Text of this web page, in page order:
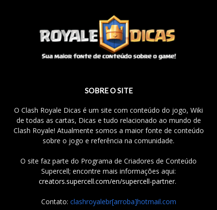
SOBRE O SITE
O Clash Royale Dicas é um site com conteúdo do jogo, Wiki
de todas as cartas, Dicas e tudo relacionado ao mundo de
Clash Royale! Atualmente somos a maior fonte de conteúdo
sobre o jogo e referência na comunidade.
O site faz parte do Programa de Criadores de Conteúdo
Supercell; encontre mais informações aqui:
creators.supercell.com/en/supercell-partner.
Contato: clashroyalebr[arroba]hotmail.com